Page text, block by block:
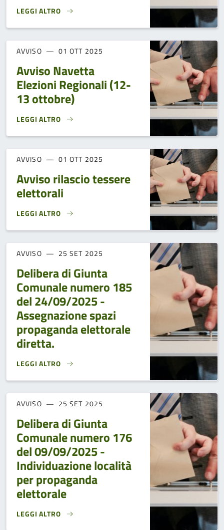
LEGGI ALTRO
ELEZIONI REGIONALI 12-13 OTTOBRE 2025: MANIFESTO
AVVISO 01 OTT 2025
Avviso Navetta
Elezioni Regionali (12-
13 ottobre)
LEGGI ALTRO
AVVISO NAVETTA ELEZIONI REGIONALI (12-13 OTTOBRE)}
AVVISO 01 OTT 2025
Avviso rilascio tessere
elettorali
LEGGI ALTRO
AVVISO RILASCIO TESSERE ELETTORALI}
AVVISO 25 SET 2025
Delibera di Giunta
Comunale numero 185
del 24/09/2025 -
Assegnazione spazi
propaganda elettorale
diretta.
LEGGI ALTRO
DELIBERA DI GIUNTA COMUNALE NUMERO 185 DEL 24/09/
AVVISO 25 SET 2025
Delibera di Giunta
Comunale numero 176
del 09/09/2025 -
Individuazione località
per propaganda
elettorale
LEGGI ALTRO
DELIBERA DI GIUNTA COMUNALE NUMERO 176 DEL 09/09/